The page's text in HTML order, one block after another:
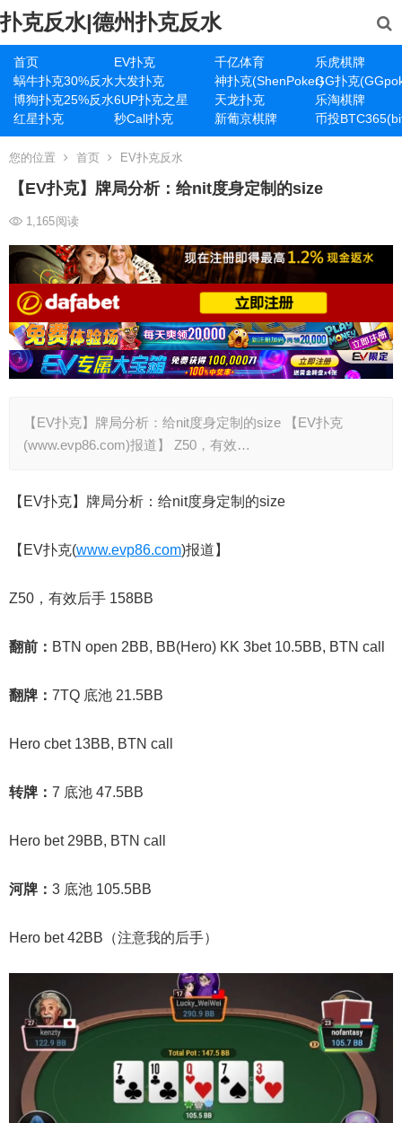
扑克反水|德州扑克反水
首页 EV扑克 千亿体育
乐虎棋牌
蜗牛扑克30%反水大发扑克 神扑克(ShenPoker)GG扑克
博狗扑克25%反水6UP扑克之星 天龙扑克
乐淘棋牌
红星扑克
秒Call扑克 新葡京棋牌 币投
您的位置 首页 EV扑克反水
【EV扑克】牌局分析：给nit度身定制的size
1,165阅读
【EV扑克】牌局分析：给nit度身定制的size 【EV扑克
(www.evp86.com)报道】 Z50，有效…
【EV扑克】牌局分析：给nit度身定制的size
【EV扑克(www.evp86.com)报道】
Z50，有效后手 158BB
翻前： BTN open 2BB, BB(Hero) KK 3bet 10.5BB, BTN call
翻牌： 7TQ 底池 21.5BB
Hero cbet 13BB, BTN call
转牌： 7 底池 47.5BB
Hero bet 29BB, BTN call
河牌： 3 底池 105.5BB
Hero bet 42BB（注意我的后手）